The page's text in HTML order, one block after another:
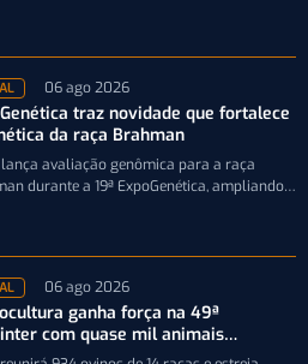
06 ago 2026
traz novidade que fortalece
da raça Brahman
lança avaliação genômica para a raça
durante a 19ª ExpoGenética, ampliando a
06 ago 2026
ganha força na 49ª
com quase mil animais